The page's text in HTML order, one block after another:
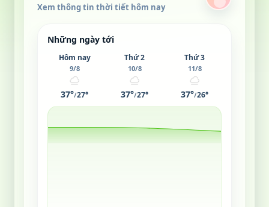
Xem thông tin thời tiết hôm nay
Những ngày tới
Hôm nay
9/8
37°/27°
Thứ 2
10/8
37°/27°
Thứ 3
11/8
37°/26°